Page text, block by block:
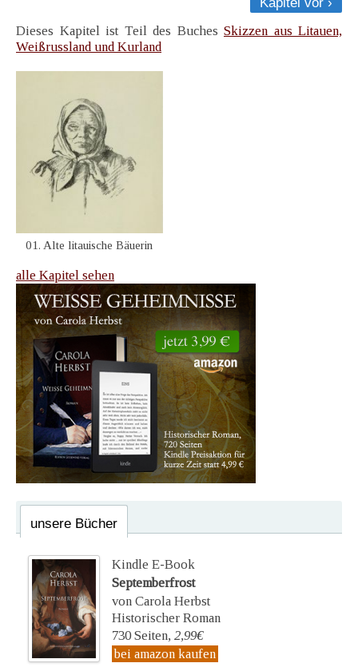
Kapitel vor ›
Dieses Kapitel ist Teil des Buches Skizzen aus Litauen,
Weißrussland und Kurland
01. Alte litauische Bäuerin
alle Kapitel sehen
unsere Bücher
Kindle E-Book
Septemberfrost
von Carola Herbst
Historischer Roman
730 Seiten, 2,99€
bei amazon kaufen